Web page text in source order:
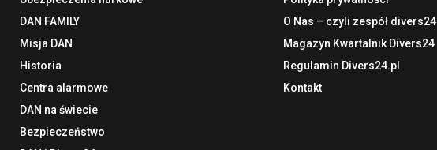
DAN FAMILY
Misja DAN
Historia
Centra alarmowe
DAN na świecie
Bezpieczeństwo
O Nas – czyli zespół divers24
Magazyn Kwartalnik Divers24
Regulamin Divers24.pl
Kontakt